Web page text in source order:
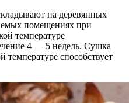
на деревянных
помещениях при
температуре
4 — 5 недель. Сушка
температуре способствует